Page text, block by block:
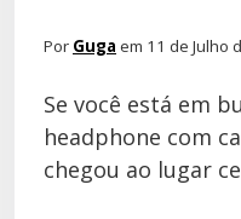
Por Guga em 11 de Julho
Se você está em
headphone com
chegou ao lugar